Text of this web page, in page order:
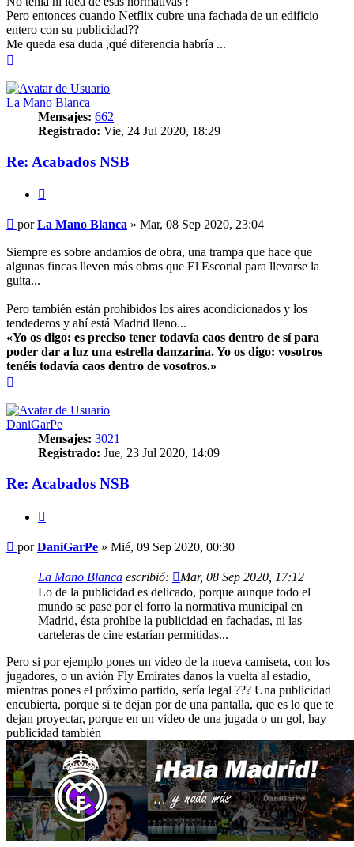
Pero entonces cuando Netflix cubre una fachada de un edificio
entero con su publicidad??
Me queda esa duda ,qué diferencia habría ...
La Mano Blanca
Mensajes: 662
Registrado: Vie, 24 Jul 2020, 18:29
Re: Acabados NSB
Mensaje
porLa Mano Blanca » Mar, 08 Sep 2020, 23:04
Siempre es sobre andamios de obra, una trampa que hace que
algunas fincas lleven más obras que El Escorial para llevarse la
guita...
Pero también están prohibidos los aires acondicionados y los
tendederos y ahí está Madrid lleno...
«Yo os digo: es preciso tener todavía caos dentro de sí para
poder dar a luz una estrella danzarina. Yo os digo: vosotros
tenéis todavía caos dentro de vosotros.»
DaniGarPe
Mensajes: 3021
Registrado: Jue, 23 Jul 2020, 14:09
Re: Acabados NSB
Mensaje
porDaniGarPe » Mié, 09 Sep 2020, 00:30
La Mano Blanca escribió:
Mar, 08 Sep 2020, 17:12
Lo de la publicidad es delicado, porque aunque todo el
mundo se pase por el forro la normativa municipal en
Madrid, ésta prohibe la publicidad en fachadas, ni las
carteleras de cine estarían permitidas...
Pero si por ejemplo pones un video de la nueva camiseta, con los
jugadores, o un avión Fly Emirates danos la vuelta al estadio,
mientras pones el próximo partido, sería legal ??? Una publicidad
encubierta, porque si te dejan por de una pantalla, que es lo que te
dejan proyectar, porque en un video de una jugada o un gol, hay
publicidad también